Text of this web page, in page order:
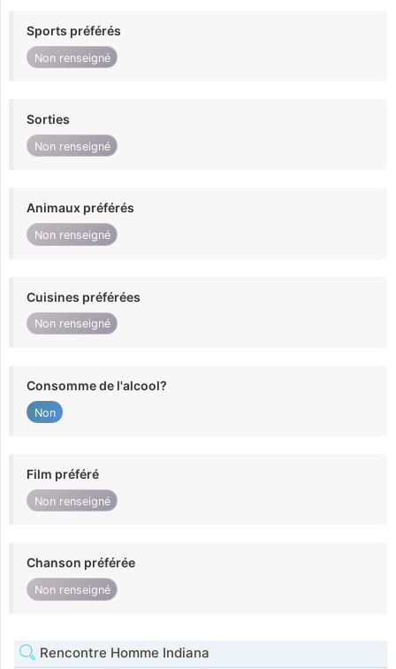
Sports préférés
Non renseigné
Sorties
Non renseigné
Animaux préférés
Non renseigné
Cuisines préférées
Non renseigné
Consomme de l'alcool?
Non
Film préféré
Non renseigné
Chanson préférée
Non renseigné
Rencontre Homme Indiana